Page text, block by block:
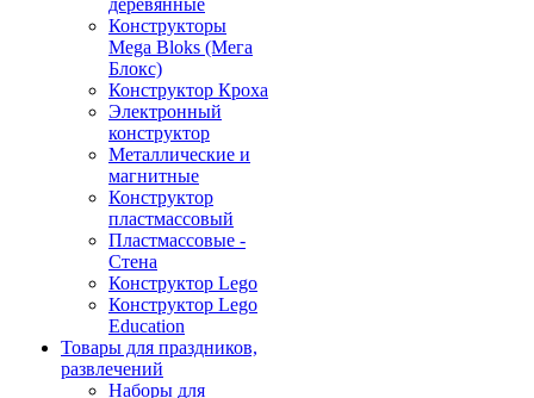
деревянные
Конструкторы
Mega Bloks (Мега
Блокс)
Конструктор Кроха
Электронный
конструктор
Металлические и
магнитные
Конструктор
пластмассовый
Пластмассовые -
Стена
Конструктор Lego
Конструктор Lego
Education
Товары для праздников,
развлечений
Наборы для